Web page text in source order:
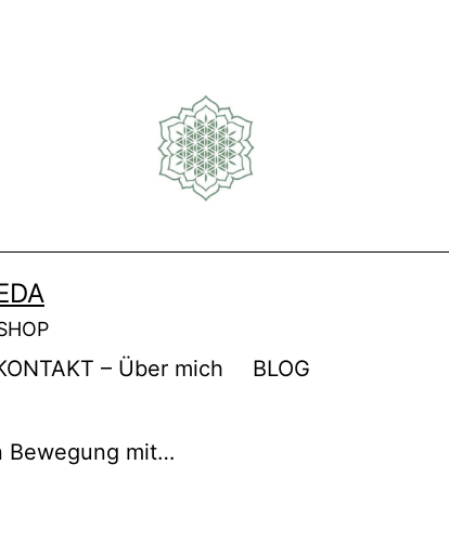
– Über mich BLOG
Bewegung mit…